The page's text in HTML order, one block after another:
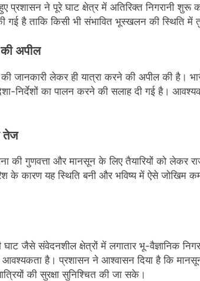
प्रशासन ने पूरे घाट क्षेत्र में अतिरिक्त निगरानी शुरू
गई है ताकि किसी भी संभावित भूस्खलन की स्थिति में
की अपील
की जानकारी लेकर ही यात्रा करने की अपील की है।
दिशा-निर्देशों का पालन करने की सलाह दी गई है।
तेज
की गुणवत्ता और मानसून के लिए तैयारियों को लेकर
के कारण यह स्थिति बनी और भविष्य में ऐसे जोखिम
घाट जैसे संवेदनशील क्षेत्रों में लगातार भू-वैज्ञानिक
आवश्यकता है। प्रशासन ने आश्वासन दिया है कि
की सुरक्षा सुनिश्चित की जा सके।